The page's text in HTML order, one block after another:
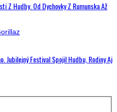
Z Hudby. Od Dychovky Z Rumunska Až
Jubilejný Festival Spojil Hudbu, Rodiny Aj